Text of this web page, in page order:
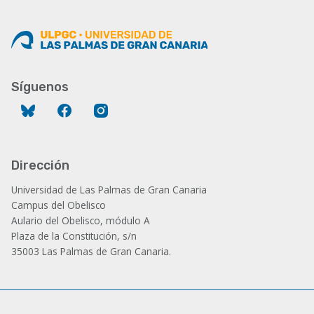
Síguenos
Bluesky Facebook
Dirección
Universidad de Las Palmas de Gran Canaria
Campus del Obelisco
Aulario del Obelisco, módulo A
Plaza de la Constitución, s/n
35003 Las Palmas de Gran Canaria.